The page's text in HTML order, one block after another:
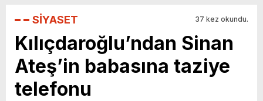
SİYASET 37 kez okundu.
Kılıçdaroğlu’ndan Sinan
Ateş’in babasına taziye
telefonu